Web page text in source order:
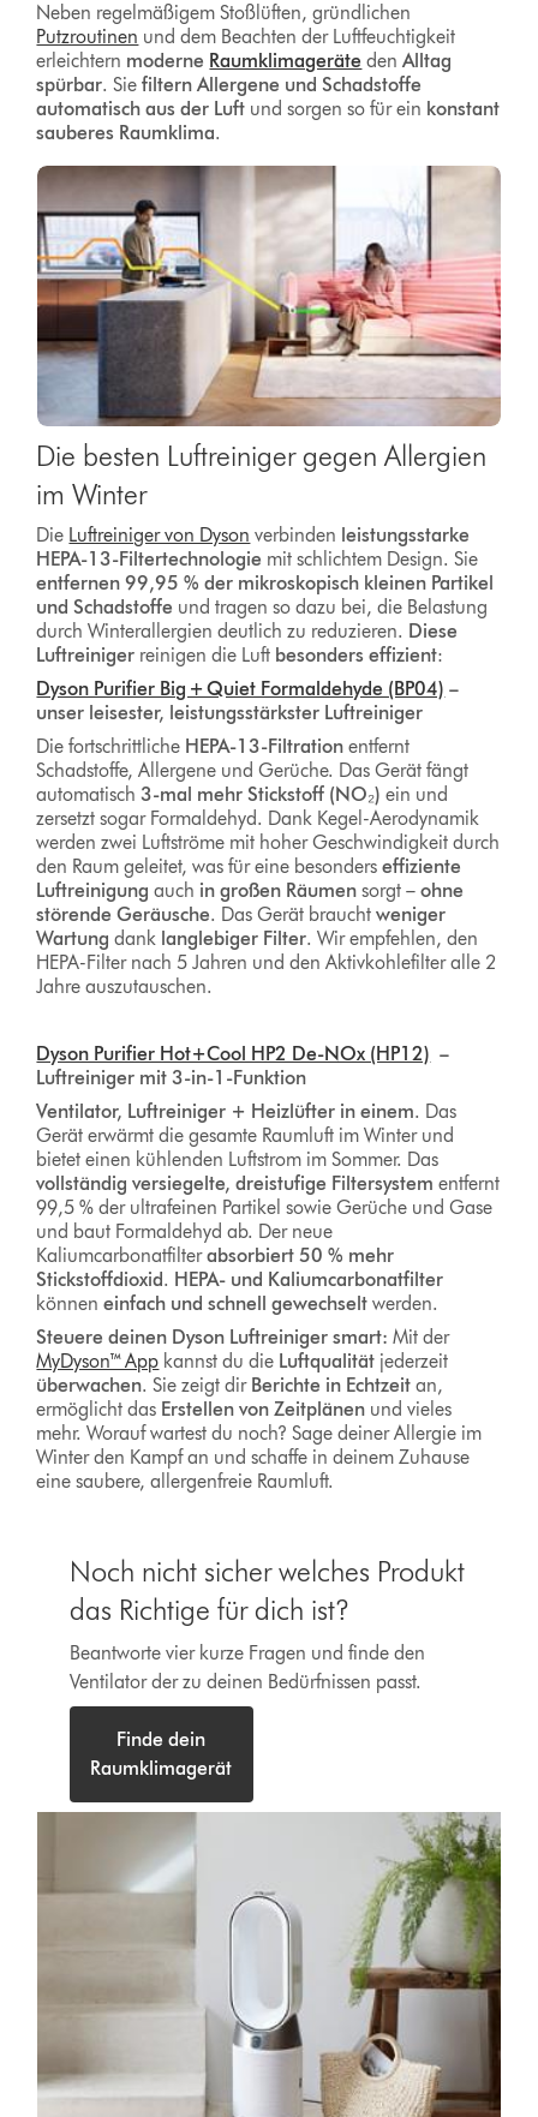
Neben regelmäßigem Stoßlüften, gründlichen
Putzroutinen und dem Beachten der Luftfeuchtigkeit
erleichtern moderne Raumklimageräte denAlltag
spürbar. Siefiltern Allergene und Schadstoffe
automatisch aus der Luft und sorgen so für ein konstant
sauberes Raumklima.
Die besten Luftreiniger gegen Allergien
im Winter
Die Luftreiniger von Dyson verbinden leistungsstarke
HEPA-13-Filtertechnologie mit schlichtem Design. Sie
entfernen 99,95 % der mikroskopisch kleinen Partikel
und Schadstoffe und tragen so dazu bei, die Belastung
durch Winterallergien deutlich zu reduzieren. Diese
Luftreiniger reinigen die Luft besonders effizient:
Dyson Purifier Big + Quiet Formaldehyde (BP04) –
unser leisester, leistungsstärkster Luftreiniger
Die fortschrittliche HEPA-13-Filtration entfernt
Schadstoffe, Allergene und Gerüche. Das Gerät fängt
automatisch3-mal mehr Stickstoff (NO₂) ein und
zersetzt sogar Formaldehyd. Dank Kegel-Aerodynamik
werden zwei Luftströme mit hoher Geschwindigkeit durch
den Raum geleitet, was für eine besonders effiziente
Luftreinigung auch in großen Räumen sorgt –ohne
störende Geräusche. Das Gerät brauchtweniger
Wartung dank langlebiger Filter. Wir empfehlen, den
HEPA-Filter nach 5 Jahren und den Aktivkohlefilter alle 2
Jahre auszutauschen.
Dyson Purifier Hot+Cool HP2 De-NOx (HP12) –
Luftreiniger mit 3-in-1-Funktion
Ventilator, Luftreiniger + Heizlüfter in einem. Das
Gerät erwärmt die gesamte Raumluft im Winter und
bietet einen kühlenden Luftstrom im Sommer. Das
vollständig versiegelte, dreistufige Filtersystem entfernt
99,5 % der ultrafeinen Partikel sowie Gerüche und Gase
und baut Formaldehyd ab. Der neue
Kaliumcarbonatfilterabsorbiert 50 % mehr
Stickstoffdioxid. HEPA- und Kaliumcarbonatfilter
könneneinfach und schnell gewechselt werden.
Steuere deinen Dyson Luftreiniger smart: Mit der
MyDyson™ App kannst du die Luftqualität jederzeit
überwachen. Sie zeigt dir Berichte in Echtzeit an,
ermöglicht das Erstellen von Zeitplänen und vieles
mehr. Worauf wartest du noch? Sage deiner Allergie im
Winter den Kampf an und schaffe in deinem Zuhause
eine saubere, allergenfreie Raumluft.
Noch nicht sicher welches Produkt
das Richtige für dich ist?
Beantworte vier kurze Fragen und finde den
Ventilator der zu deinen Bedürfnissen passt.
Finde dein
Raumklimagerät